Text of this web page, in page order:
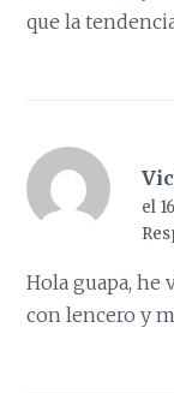
que la
el
Hola guapa, he
con lencero y